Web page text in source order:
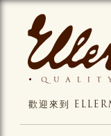
歡迎來到